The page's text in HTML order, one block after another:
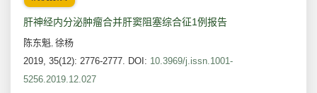
肝神经内分泌肿瘤合并肝窦阻塞综合征1例报告
陈东魁, 徐杨
2019, 35(12): 2776-2777. DOI: 10.3969/j.issn.1001-
5256.2019.12.027